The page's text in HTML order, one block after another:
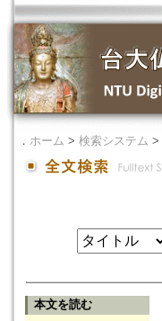
． ホーム > 検索システム >
本文を読む